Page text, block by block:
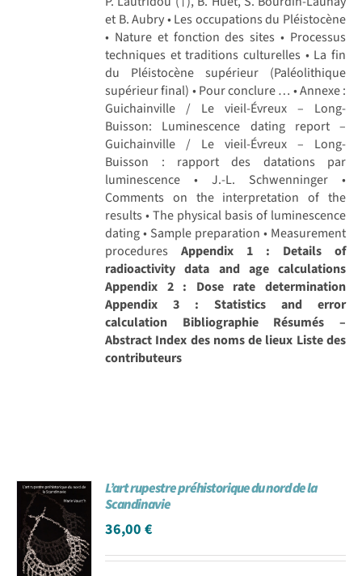
et B. Aubry • Les occupations du Pléistocène
• Nature et fonction des sites • Processus
techniques et traditions culturelles • La fin
du Pléistocène supérieur (Paléolithique
supérieur final) • Pour conclure … • Annexe :
Guichainville / Le vieil-Évreux – Long-
Buisson: Luminescence dating report –
Guichainville / Le vieil-Évreux – Long-
Buisson : rapport des datations par
luminescence • J.-L. Schwenninger •
Comments on the interpretation of the
results • The physical basis of luminescence
dating • Sample preparation • Measurement
proceduresAppendix 1 : Details of
radioactivity data and age calculations
Appendix 2 : Dose rate determination
Appendix 3 : Statistics and error
calculation
Bibliographie
Résumés –
Abstract Index des noms de lieux Liste des
contributeurs
L’art rupestre préhistorique du nord de la
Scandinavie
36,00€